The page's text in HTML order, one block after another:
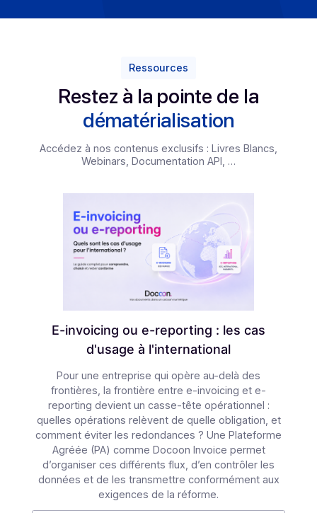
Conformité et expertise
Qu’il s’agisse de facturation électronique, de
électronique, d’horodatage, d’archivage ou bien
la protection des données personnelles, la confiance
européennes.
technologique ou réglementaire, de nouvelles
documents.
Nous nous engageons à délivrer des solutions
numériques en conformité permanente avec les
règlementations en vigueur, mais aussi à vous
d’anticiper les changements à venir en effectuant une
juridique constante de mise aux normes, tant
de digitalisation.
Ressources
Restez à la pointe de la
dématérialisation